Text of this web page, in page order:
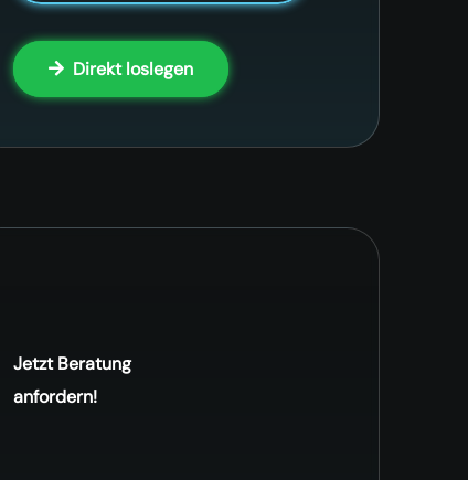
Direkt loslegen
Jetzt Beratung
anfordern!